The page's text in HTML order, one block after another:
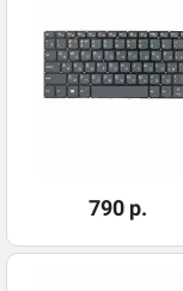
790 р.